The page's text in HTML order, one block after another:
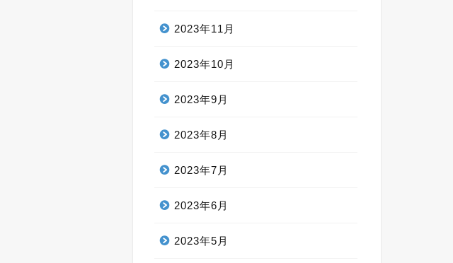
2023年11月
2023年10月
2023年9月
2023年8月
2023年7月
2023年6月
2023年5月